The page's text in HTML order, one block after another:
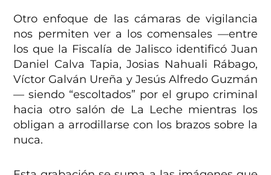
Otro enfoque de las cámaras de vigilancia
nos permiten ver a los comensales —entre
los que la Fiscalía de Jalisco identificó Juan
Daniel Calva Tapia, Josias Nahuali Rábago,
Víctor Galván Ureña y Jesús Alfredo Guzmán
— siendo “escoltados” por el grupo criminal
hacia otro salón de La Leche mientras los
obligan a arrodillarse con los brazos sobre la
nuca.